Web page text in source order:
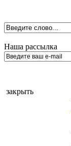
Наша рассылка
закрыть